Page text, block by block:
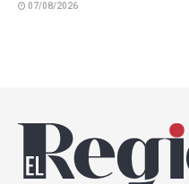
07/08/2026